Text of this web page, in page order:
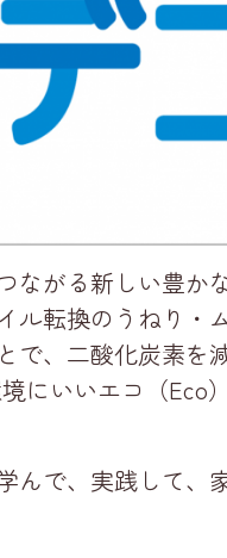
ながる新しい豊か
ル転換のうねり・
で、二酸化炭素を
にいいエコ（Eco
んで、実践して、